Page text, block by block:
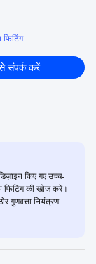
फिटिंग
संपर्क करें
किए गए उच्च-
फिटिंग की खोज करें।
गुणवत्ता नियंत्रण